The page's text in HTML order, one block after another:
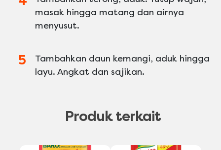
masak hingga matang dan airnya
menyusut.
Tambahkan daun kemangi, aduk hingga
layu. Angkat dan sajikan.
Produk terkait